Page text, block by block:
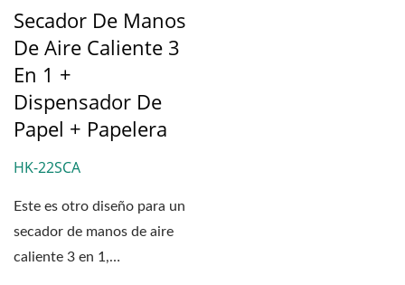
Secador De Manos
De Aire Caliente 3
En 1 +
Dispensador De
Papel + Papelera
HK-22SCA
Este es otro diseño para un
secador de manos de aire
caliente 3 en 1,